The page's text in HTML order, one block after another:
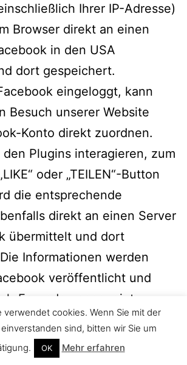
Ihrer IP-Adresse)
Browser direkt an einen
in den USA
dort gespeichert.
eingeloggt, kann
Besuch unserer Website
Konto direkt zuordnen.
den Plugins interagieren, zum
oder „TEILEN“-Button
die entsprechende
direkt an einen Server
übermittelt und dort
Informationen werden
veröffentlicht und
Freunden angezeigt.
diese Informationen zum
Marktforschung und
Gestaltung der
verwendet cookies. Wenn Sie mit der
sind, bitten wir Sie um
OK Mehr erfahren